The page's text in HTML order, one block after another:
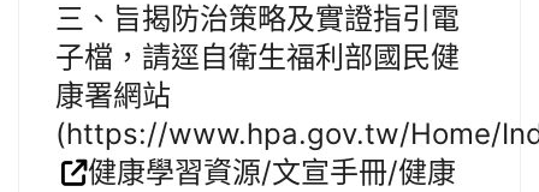
三、旨揭防治策略及實證指引電
子檔，請逕自衛生福利部國民健
康署網站
(https://www.hpa.gov.tw/Home/
健康學習資源/文宣手冊/健康